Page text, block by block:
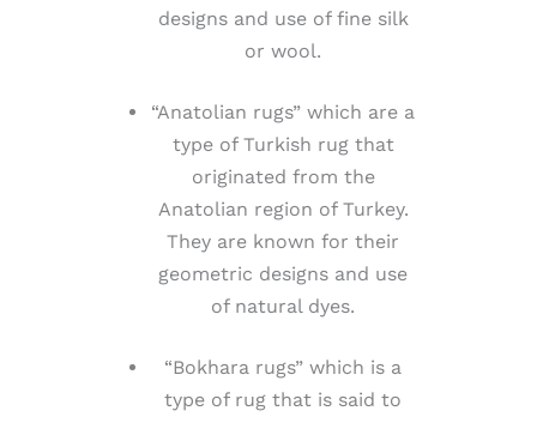
designs and use of fine silk
or wool.
“Anatolian rugs” which are a
type of Turkish rug that
originated from the
Anatolian region of Turkey.
They are known for their
geometric designs and use
of natural dyes.
“Bokhara rugs” which is a
type of rug that is said to